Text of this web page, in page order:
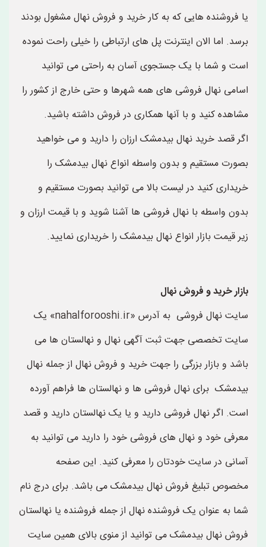
یا فروشنده هایی که به کار خرید و فروش نهال مشغول بودند
برسد. اما الان اینترنت پل های ارتباطی را خیلی راحت نموده
است و شما با یک جستجوی آسان به راحتی می توانید
اسامی نهال فروشی های همه شهرها و حتی خارج از کشور را
مشاهده کنید و با آنها همکاری در فروش داشته باشید.
اگر قصد خرید نهال بیدمشک ارزان را دارید و می خواهید
بصورت مستقیم و بدون واسطه انواع نهال بیدمشک را
خریداری کنید در لیست بالا می توانید بصورت مستقیم و
بدون واسطه با نهال فروشی ها آشنا شوید و با قیمت ارزان و
زیر قیمت بازار انواع نهال بیدمشک را خریداری نمایید.
بازار خرید و فروش نهال
سایت نهال فروشی به آدرس «nahalforooshi.ir» یک
سایت تخصصی جهت ثبت آگهی نهال و نهالستان ها می
باشد و بازار بزرگی را جهت خرید و فروش نهال از جمله نهال
بیدمشک برای نهال فروشی ها و نهالستان ها فراهم آورده
است. اگر نهال فروشی دارید و یا یک نهالستان دارید و قصد
معرفی خود و نهال های فروشی خود را دارید می توانید به
آسانی در سایت خودتان را معرفی کنید. این صفحه
مخصوص تبلیغ فروش نهال بیدمشک می باشد. برای درج نام
شما به عنوان یک فروشنده نهال از جمله فروشنده یا نهالستان
فروش نهال بیدمشک می توانید از منوی بالای همین سایت